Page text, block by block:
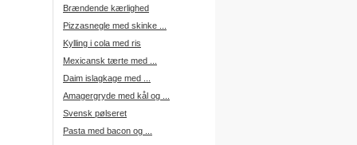
Log på med dine oplysninger fra
Madopskrifter.nu.
Gå til forum
Indkøbsliste på SMS
på SMS.
For at benytte SMS funktionen,
Brændende kærlighed
Pizzasnegle med skinke ...
Kylling i cola med ris
Mexicansk tærte med ...
Daim islagkage med ...
Amagergryde med kål og ...
Svensk pølseret
Pasta med bacon og ...